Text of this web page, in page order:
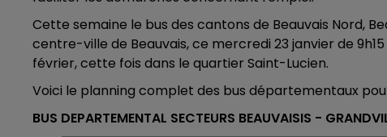
16h00 - 20h00
LA TEAM DU WEEK-END
Cette semaine le bus des cantons de Beauvais Nord,
centre-ville de Beauvais, ce mercredi 23 janvier de
février, cette fois dans le quartier Saint-Lucien.
Voici le planning complet des bus départementaux
BUS DEPARTEMENTAL SECTEURS BEAUVAISIS -